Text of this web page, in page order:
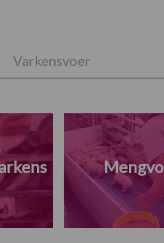
Varkensvoer